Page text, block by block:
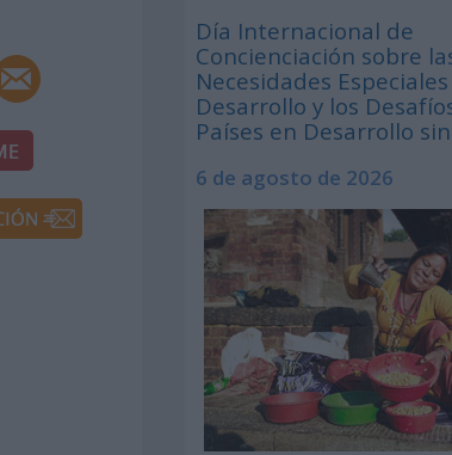
Día Internacional de
Concienciación sobre
Necesidades
Desarrollo y los
Países en Desarrollo
6 de agosto de 2026